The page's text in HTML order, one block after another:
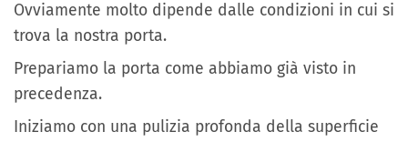
Ovviamente molto dipende dalle condizioni in cui si
trova la nostra porta.
Prepariamo la porta come abbiamo già visto in
precedenza.
Iniziamo con una pulizia profonda della superficie